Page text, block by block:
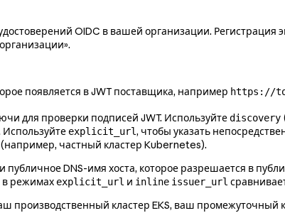
OIDC в вашей организации.
появляется в JWT поставщика, например https://
для проверки подписей JWT. Используйтеdiscovery
Используйте explicit_url, чтобы указать
частный кластер Kubernetes).
публичное DNS-имя хоста, которое разрешается в
в режимах explicit_url и inline issuer_url
производственный кластер EKS, ваш промежуточный